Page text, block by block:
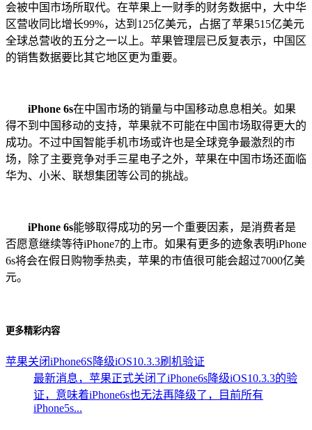
会被中国市场所取代。在苹果上一财季的财务数据中，大中华
区营收同比增长99%，达到125亿美元，占据了苹果515亿美元
全球总营收的五分之一以上。苹果管理层已反复表示，中国区
的销售数据要比其它地区更为重要。
iPhone 6s在中国市场的销量与中国移动息息相关。如果
得不到中国移动的支持，苹果就不可能在中国市场取得更大的
成功。不过中国智能手机市场或许也是全球竞争最激烈的市
场，除了主要竞争对手三星电子之外，苹果在中国市场还面临
华为、小米、联想集团等公司的挑战。
iPhone 6s能够取得成功的另一个重要因素，是消费者是
否愿意继续等待iPhone7的上市。如果有更多的迹象表明iPhone
6s将会在假日购物季热卖，苹果的市值很可能会超过7000亿美
元。
更多精彩内容
苹果关闭iPhone6S降级iOS10.3.3刷机验证
最新消息，苹果正式关闭了iPhone6s降级iOS10.3.3的验
证，意味着iPhone6s也无法再降级了，目前所有
iPhone5s...